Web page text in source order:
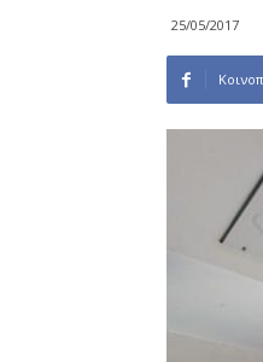
25/05/2017